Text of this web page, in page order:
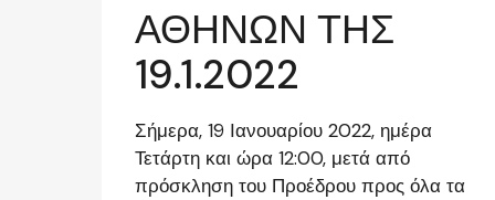
ΑΘΗΝΩΝ ΤΗΣ
19.1.2022
Σήμερα, 19 Ιανουαρίου 2022, ημέρα
Τετάρτη και ώρα 12:00, μετά από
πρόσκληση του Προέδρου προς όλα τα